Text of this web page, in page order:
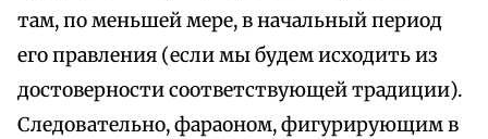
там, по меньшей мере, в начальный период
его правления (если мы будем исходить из
достоверности соответствующей традиции).
Следовательно, фараоном, фигурирующим в